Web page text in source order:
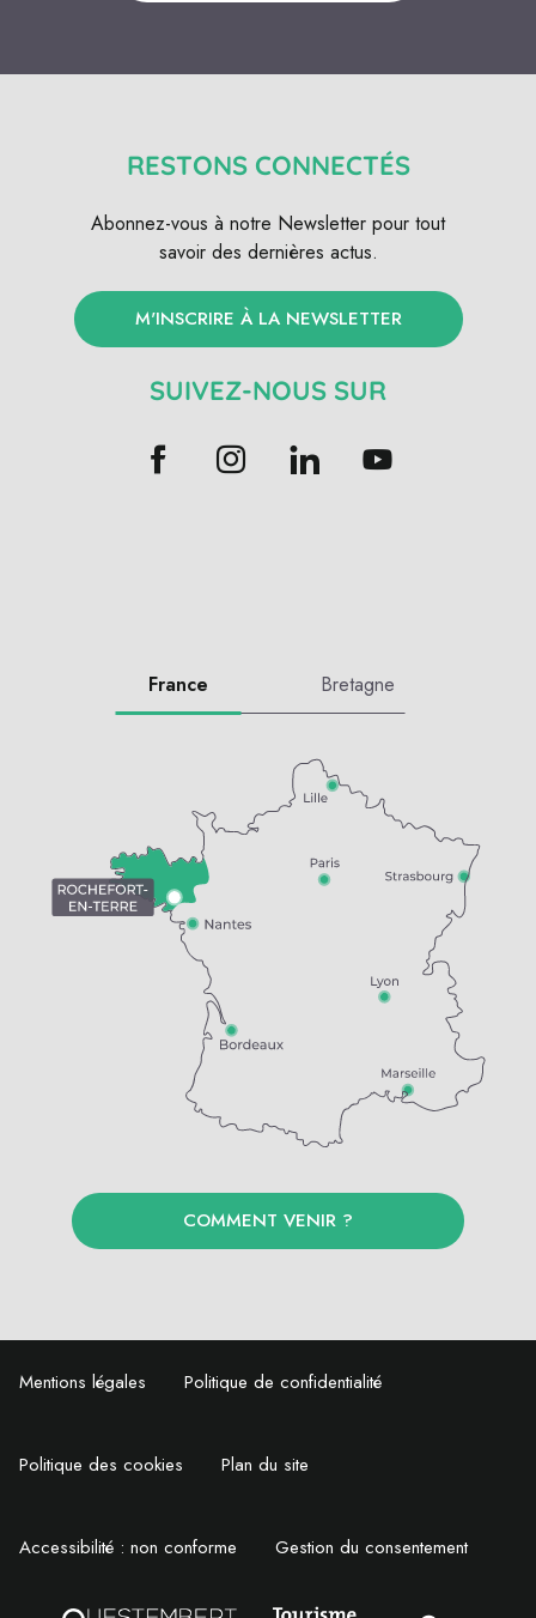
RESTONS CONNECTÉS
Abonnez-vous à notre Newsletter pour tout
savoir des dernières actus.
M'INSCRIRE À LA NEWSLETTER
SUIVEZ-NOUS SUR
France Bretagne
COMMENT VENIR ?
Mentions légales Politique de confidentialité
Politique des cookies Plan du site
Accessibilité : non conforme Gestion du consentement